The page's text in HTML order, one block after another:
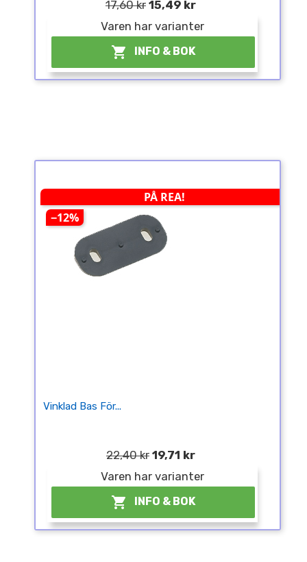
17,60 kr 15,49 kr
Varen har varianter
 INFO & BOK
PÅ REA!
−12%
Vinklad Bas För...
22,40 kr 19,71 kr
Varen har varianter
 INFO & BOK